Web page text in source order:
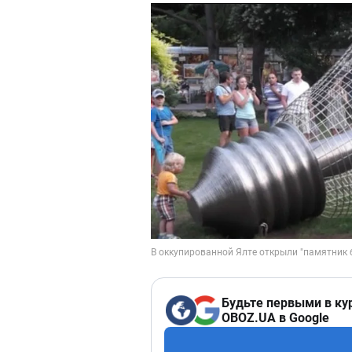
Будьте первыми в
OBOZ.UA в Google